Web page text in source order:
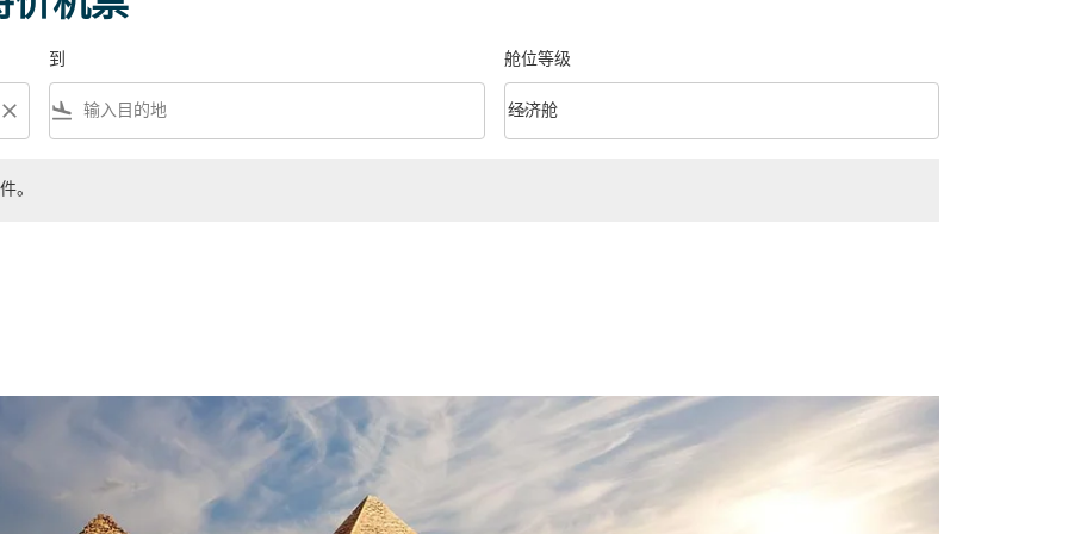
到
flight_land
舱位等级
舱位等级 option 经济舱 Selected
经济舱
keyboard_arrow_down
。